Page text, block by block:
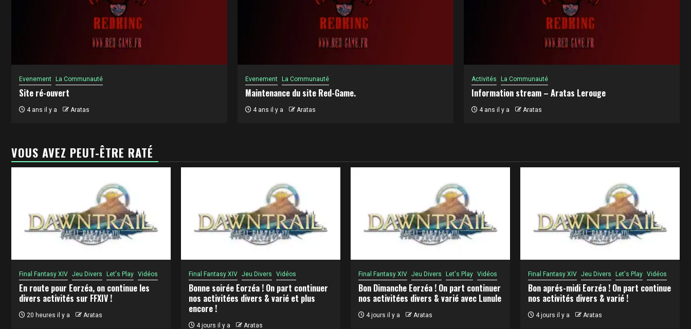
Evenement La Communauté
Site ré-ouvert
4 ans il y a Aratas
Evenement La Communauté
Maintenance du site Red-Game.
4 ans il y a Aratas
Activités La Communauté
Information stream – Aratas Lerouge
4 ans il y a Aratas
VOUS AVEZ PEUT-ÊTRE RATÉ
Final Fantasy XIV Jeu Divers Let's Play Vidéos
En route pour Eorzéa, on continue les
divers activités sur FFXIV !
20 heures il y a Aratas
Final Fantasy XIV Jeu Divers Vidéos
Bonne soirée Eorzéa ! On part continuer
nos activitées divers & varié et plus
encore !
4 jours il y a Aratas
Final Fantasy XIV Jeu Divers Let's Play Vidéos
Bon Dimanche Eorzéa ! On part continuer
nos activitées divers & varié avec Lunule
4 jours il y a Aratas
Final Fantasy XIV Jeu Divers Let's Play Vidéos
Bon aprés-midi Eorzéa ! On part continue
nos activités divers & varié !
4 jours il y a Aratas